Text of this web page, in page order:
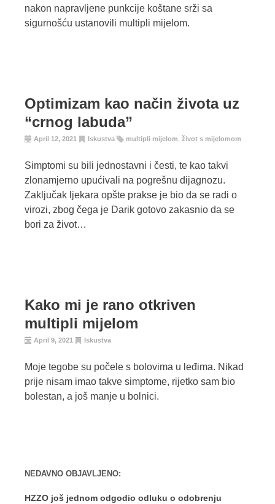
nakon napravljene punkcije koštane srži sa
sigurnošću ustanovili multipli mijelom.
Optimizam kao način života uz
“crnog labuda”
April 12, 2021 Iskustva multipli mijelom život s mijelomom
Simptomi su bili jednostavni i česti, te kao takvi
zlonamjerno upućivali na pogrešnu dijagnozu.
Zaključak ljekara opšte prakse je bio da se radi o
virozi, zbog čega je Darik gotovo zakasnio da se
bori za život…
Kako mi je rano otkriven
multipli mijelom
April 9, 2021 Iskustva
Moje tegobe su počele s bolovima u leđima. Nikad
prije nisam imao takve simptome, rijetko sam bio
bolestan, a još manje u bolnici.
NEDAVNO OBJAVLJENO:
HZZO još jednom odgodio odluku o odobrenju